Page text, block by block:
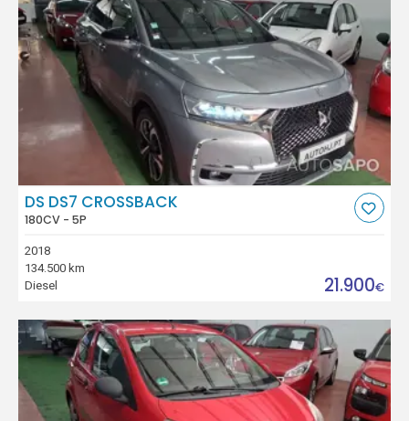
DS DS7 CROSSBACK
180CV - 5P
2018
134.500 km
Diesel
21.900€